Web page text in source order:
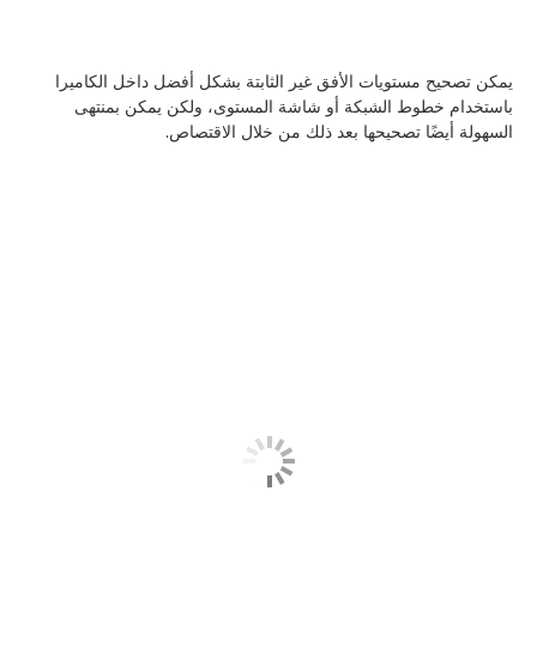
يمكن تصحيح مستويات الأفق غير الثابتة بشكل أفضل داخل الكاميرا
باستخدام خطوط الشبكة أو شاشة المستوى، ولكن يمكن بمنتهى
السهولة أيضًا تصحيحها بعد ذلك من خلال الاقتصاص.